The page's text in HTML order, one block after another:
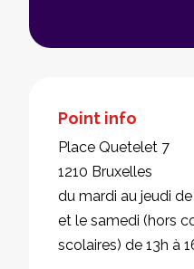
Point info
Place Quetelet 7
1210 Bruxelles
du mardi au jeudi de
et le samedi (hors
scolaires) de 13h à